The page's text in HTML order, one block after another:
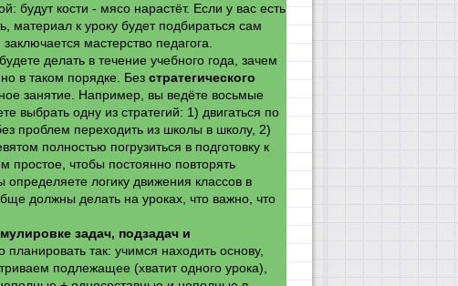
будут кости - мясо нарастёт. Если у вас есть
материал к уроку будет подбираться сам
мастерство педагога.
делать в течение учебного года, зачем
в таком порядке. Без стратегического
занятие. Например, вы ведёте восьмые
выбрать одну из стратегий: 1) двигаться по
проблем переходить из школы в школу, 2)
полностью погрузиться в подготовку к
чтобы постоянно повторять
логику движения классов в
должны делать на уроках, что важно, что
задач, подзадач и
так: учимся находить основу,
подлежащее (хватит одного урока),